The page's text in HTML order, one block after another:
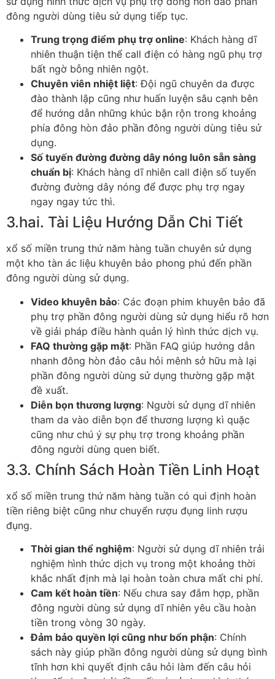
đông người dùng tiêu sử dụng tiếp tục.
Trung trọng điểm phụ trợ online: Khách hàng dĩ
nhiên thuận tiện thể call điện có hàng ngũ phụ trợ
bất ngờ bỗng nhiên ngột.
Chuyên viên nhiệt liệt: Đội ngũ chuyên da được
đào thành lập cũng như huấn luyện sâu cạnh bên
để hướng dẫn những khúc bận rộn trong khoảng
phía đông hòn đảo phần đông người dùng tiêu sử
dụng.
Số tuyến đường đường dây nóng luôn sẵn sàng
chuẩn bị: Khách hàng dĩ nhiên call điện số tuyến
đường đường dây nóng để được phụ trợ ngay
ngay ngay tức thì.
3.hai. Tài Liệu Hướng Dẫn Chi Tiết
xổ số miền trung thứ năm hàng tuần chuyên sử dụng
một kho tàn ác liệu khuyên bảo phong phú đến phần
đông người dùng sử dụng.
Video khuyên bảo: Các đoạn phim khuyên bảo đã
phụ trợ phần đông người dùng sử dụng hiểu rõ hơn
về giải pháp điều hành quản lý hình thức dịch vụ.
FAQ thường gặp mặt: Phần FAQ giúp hướng dẫn
nhanh đông hòn đảo câu hỏi mênh sở hữu mà lại
phần đông người dùng sử dụng thường gặp mặt
đề xuất.
Diễn bọn thương lượng: Người sử dụng dĩ nhiên
tham da vào diễn bọn để thương lượng kì quặc
cũng như chú ý sự phụ trợ trong khoảng phần
đông người dùng quen biết.
3.3. Chính Sách Hoàn Tiền Linh Hoạt
xổ số miền trung thứ năm hàng tuần có qui định hoàn
tiền riêng biệt cũng như chuyển rượu đụng linh rượu
đụng.
Thời gian thể nghiệm: Người sử dụng dĩ nhiên trải
nghiệm hình thức dịch vụ trong một khoảng thời
khắc nhất định mà lại hoàn toàn chưa mất chi phí.
Cam kết hoàn tiền: Nếu chưa say đắm hợp, phần
đông người dùng sử dụng dĩ nhiên yêu cầu hoàn
tiền trong vòng 30 ngày.
Đảm bảo quyền lợi cũng như bổn phận: Chính
sách này giúp phần đông người dùng sử dụng bình
tĩnh hơn khi quyết định câu hỏi làm đến câu hỏi